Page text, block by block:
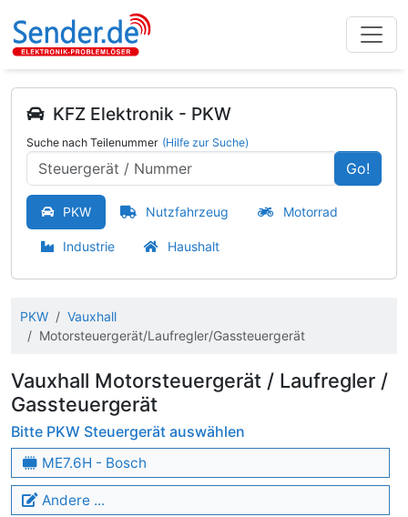
KFZ Elektronik - PKW
Suche nach Teilenummer (Hilfe zur Suche)
Go!
PKW Nutzfahrzeug Motorrad
Industrie Haushalt
PKW
Vauxhall
Motorsteuergerät/Laufregler/Gassteuergerät
Vauxhall Motorsteuergerät / Laufregler /
Gassteuergerät
Bitte PKW Steuergerät auswählen
ME7.6H - Bosch
Andere ...